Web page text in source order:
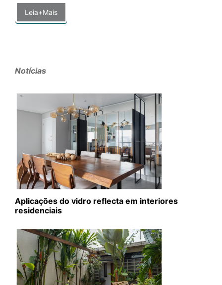
Leia+Mais
Notícias
Aplicações do vidro reflecta em interiores
residenciais